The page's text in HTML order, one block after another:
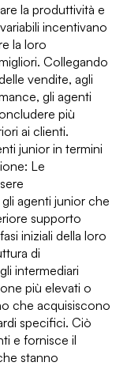
la produttività e
incentivano
la loro
Collegando
vendite, agli
gli agenti
più
ai clienti.
junior in termini
Le
agenti junior che
supporto
iniziali della loro
di
intermediari
più elevati o
che acquisiscono
specifici. Ciò
e fornisce il
stanno